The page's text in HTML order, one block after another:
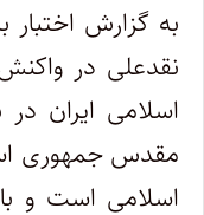
به گزارش
نقدعلی در
اسلامی ایران
مقدس جمهوری
اسلامی است و